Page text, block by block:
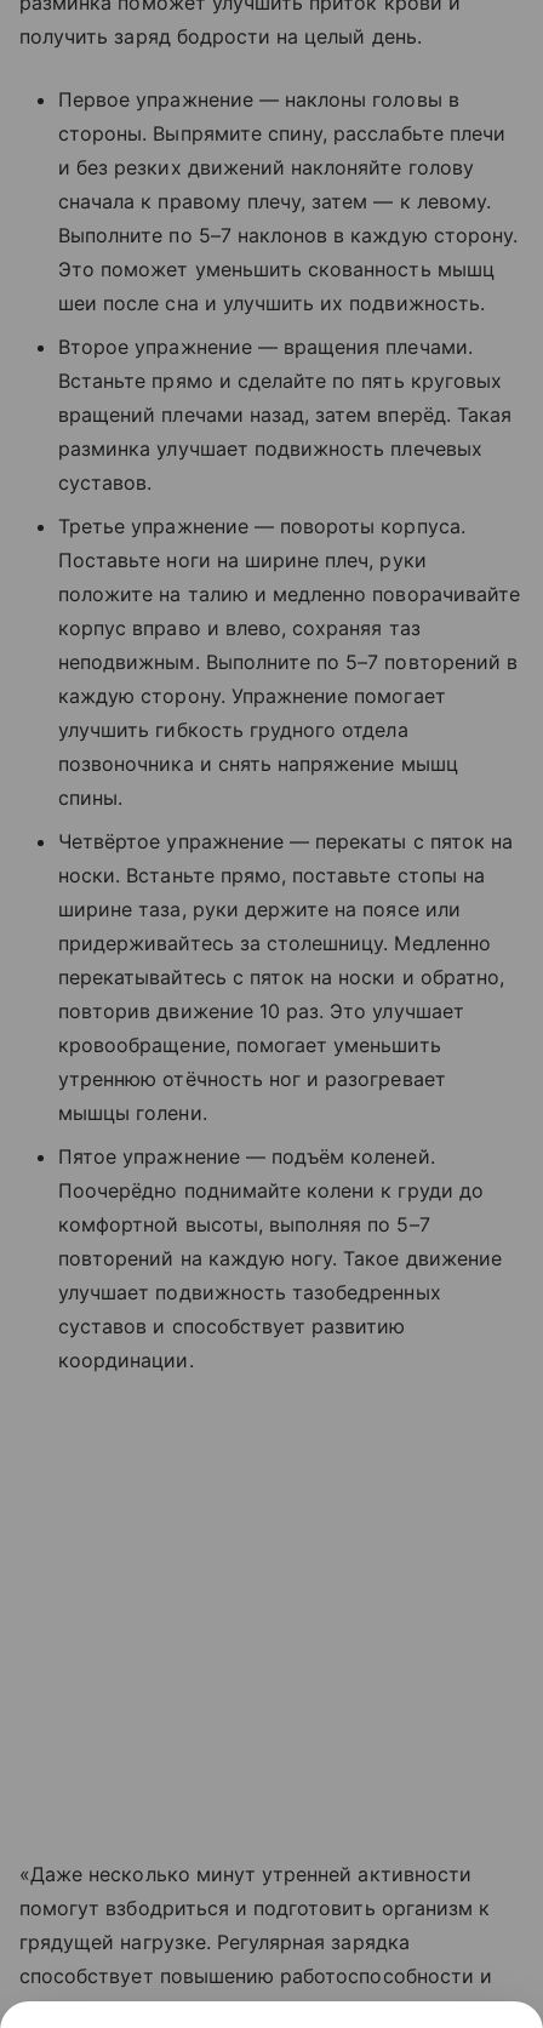
получить заряд бодрости на целый день.
Первое упражнение — наклоны головы в
стороны. Выпрямите спину, расслабьте плечи
и без резких движений наклоняйте голову
сначала к правому плечу, затем — к левому.
Выполните по 5–7 наклонов в каждую сторону.
Это поможет уменьшить скованность мышц
шеи после сна и улучшить их подвижность.
Второе упражнение — вращения плечами.
Встаньте прямо и сделайте по пять круговых
вращений плечами назад, затем вперёд. Такая
разминка улучшает подвижность плечевых
суставов.
Третье упражнение — повороты корпуса.
Поставьте ноги на ширине плеч, руки
положите на талию и медленно поворачивайте
корпус вправо и влево, сохраняя таз
неподвижным. Выполните по 5–7 повторений в
каждую сторону. Упражнение помогает
улучшить гибкость грудного отдела
позвоночника и снять напряжение мышц
спины.
Четвёртое упражнение — перекаты с пяток на
носки. Встаньте прямо, поставьте стопы на
ширине таза, руки держите на поясе или
придерживайтесь за столешницу. Медленно
перекатывайтесь с пяток на носки и обратно,
повторив движение 10 раз. Это улучшает
кровообращение, помогает уменьшить
утреннюю отёчность ног и разогревает
мышцы голени.
Пятое упражнение — подъём коленей.
Поочерёдно поднимайте колени к груди до
комфортной высоты, выполняя по 5–7
повторений на каждую ногу. Такое движение
улучшает подвижность тазобедренных
суставов и способствует развитию
координации.
«Даже несколько минут утренней активности
помогут взбодриться и подготовить организм к
грядущей нагрузке. Регулярная зарядка
способствует повышению работоспособности и
улучшает самочувствие», — резюмировала